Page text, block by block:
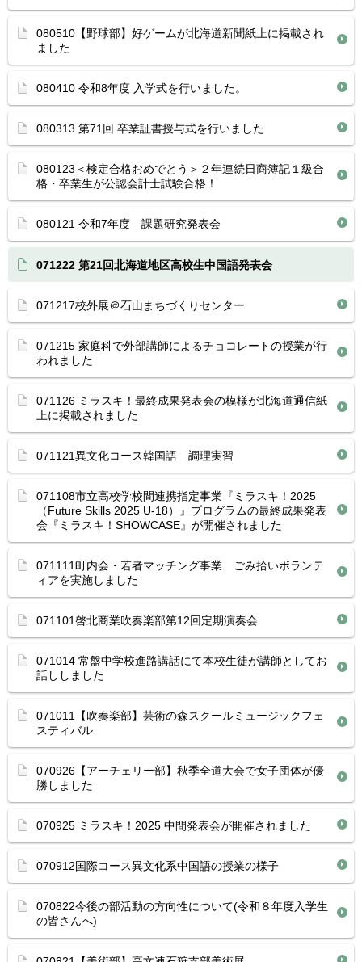
080510【野球部】好ゲームが北海道新聞紙上に掲載され
ました
080410 令和8年度 入学式を行いました。
080313 第71回 卒業証書授与式を行いました
080123＜検定合格おめでとう＞２年連続日商簿記１級合
格・卒業生が公認会計士試験合格！
080121 令和7年度 課題研究発表会
071222 第21回北海道地区高校生中国語発表会
071217校外展＠石山まちづくりセンター
071215 家庭科で外部講師によるチョコレートの授業が行
われました
071126 ミラスキ！最終成果発表会の模様が北海道通信紙
上に掲載されました
071121異文化コース韓国語 調理実習
071108市立高校学校間連携指定事業『ミラスキ！2025
（Future Skills 2025 U-18）』プログラムの最終成果発表
会『ミラスキ！SHOWCASE』が開催されました
071111町内会・若者マッチング事業 ごみ拾いボランテ
ィアを実施しました
071101啓北商業吹奏楽部第12回定期演奏会
071014 常盤中学校進路講話にて本校生徒が講師としてお
話ししました
071011【吹奏楽部】芸術の森スクールミュージックフェ
スティバル
070926【アーチェリー部】秋季全道大会で女子団体が優
勝しました
070925 ミラスキ！2025 中間発表会が開催されました
070912国際コース異文化系中国語の授業の様子
070822今後の部活動の方向性について(令和８年度入学生
の皆さんへ)